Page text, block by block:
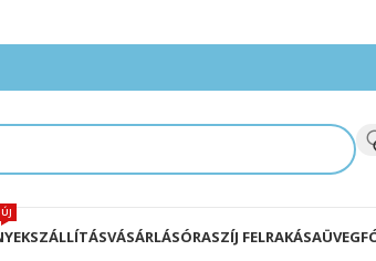
ÚJ
SZÁLLÍTÁSVÁSÁRLÁSÓRASZÍJ FELRAKÁSA